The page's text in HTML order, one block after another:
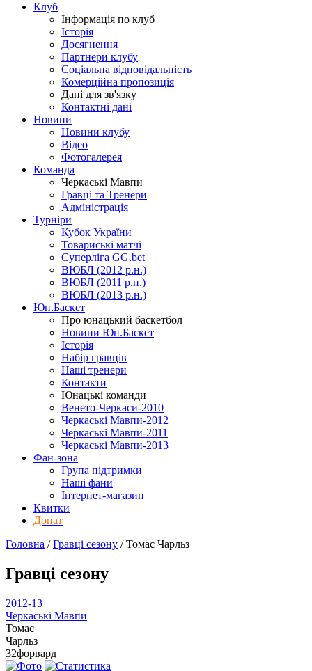
Клуб
Інформація по клуб
Історія
Досягнення
Партнери клубу
Соціальна відповідальність
Комерційна пропозиція
Дані для зв'язку
Контактні дані
Новини
Новини клубу
Відео
Фотогалерея
Команда
Черкаські Мавпи
Гравці та Тренери
Адміністрація
Турніри
Кубок України
Товариські матчі
Суперліга GG.bet
ВЮБЛ (2012 р.н.)
ВЮБЛ (2011 р.н.)
ВЮБЛ (2013 р.н.)
Юн.Баскет
Про юнацький баскетбол
Новини Юн.Баскет
Історія
Набір гравців
Наші тренери
Контакти
Юнацькі команди
Венето-Черкаси-2010
Черкаські Мавпи-2012
Черкаські Мавпи-2011
Черкаські Мавпи-2013
Фан-зона
Група підтримки
Наші фани
Інтернет-магазин
Квитки
Донат
Головна /Гравці сезону /Томас Чарльз
Гравці сезону
2012-13
Черкаські Мавпи
Томас
Чарльз
32форвард